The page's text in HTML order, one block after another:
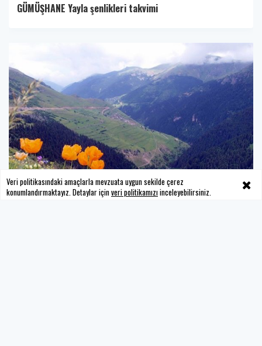
GÜMÜŞHANE Yayla şenlikleri takvimi
Veri politikasındaki amaçlarla mevzuata uygun sekilde çerez
konumlandırmaktayız. Detaylar içinveri politikamızıinceleyebilirsiniz.